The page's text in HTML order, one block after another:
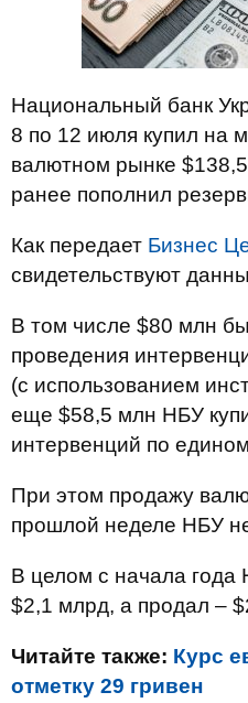
Национальный банк
8 по 12 июля купил на
валютном рынке
ранее пополнил
Как передает Бизнес
свидетельствуют
В том числе $80 млн
проведения
(с использованием
еще $58,5 млн НБУ
интервенций по
При этом продажу
прошлой неделе НБУ
В целом с начала года
$2,1 млрд, а продал –
Читайте также: Курс
отметку 29 гривен